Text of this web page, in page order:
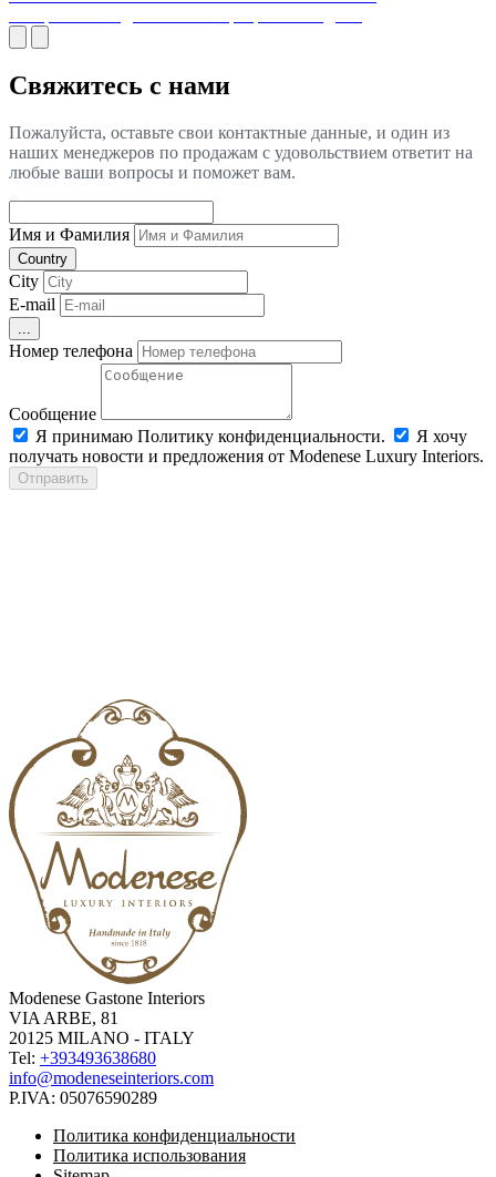
Свяжитесь с нами
Пожалуйста, оставьте свои контактные данные, и один из
наших менеджеров по продажам с удовольствием ответит на
любые ваши вопросы и поможет вам.
Имя и Фамилия
Country
City
E-mail
Номер телефона
Сообщение
Я принимаю Политику конфиденциальности.
Я хочу
получать новости и предложения от Modenese Luxury Interiors.
Отправить
Modenese Gastone Interiors
VIA ARBE, 81
20125 MILANO - ITALY
Tel: +393493638680
info@modeneseinteriors.com
P.IVA: 05076590289
Политика конфиденциальности
Политика использования